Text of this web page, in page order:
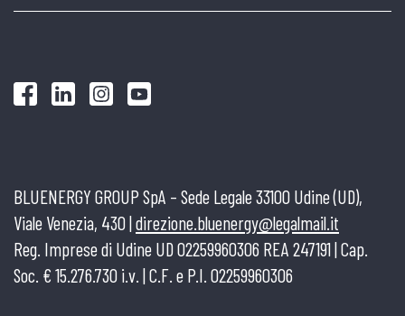
BLUENERGY GROUP SpA – Sede Legale 33100 Udine (UD),
Viale Venezia, 430 |direzione.bluenergy@legalmail.it
Reg. Imprese di Udine UD 02259960306 REA 247191 | Cap.
Soc. € 15.276.730 i.v. | C.F. e P.I. 02259960306